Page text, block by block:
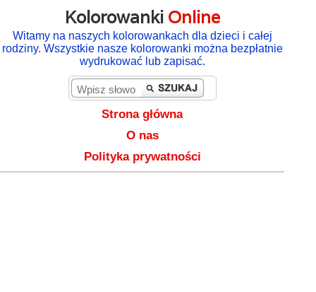
Kolorowanki Online
Witamy na naszych kolorowankach dla dzieci i całej
rodziny. Wszystkie nasze kolorowanki można bezpłatnie
wydrukować lub zapisać.
Strona główna
O nas
Polityka prywatności